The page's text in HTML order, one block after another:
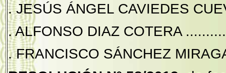
. JESÚS ÁNGEL CAVIEDES
. ALFONSO DIAZ COTERA
. FRANCISCO SÁNCHEZ